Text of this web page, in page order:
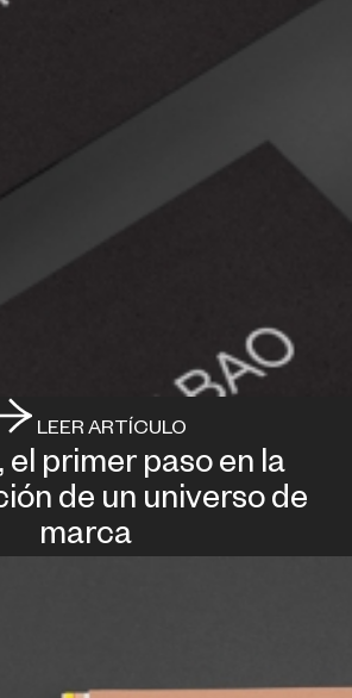
LEER ARTÍCULO
el primer paso en la
de un universo de
marca